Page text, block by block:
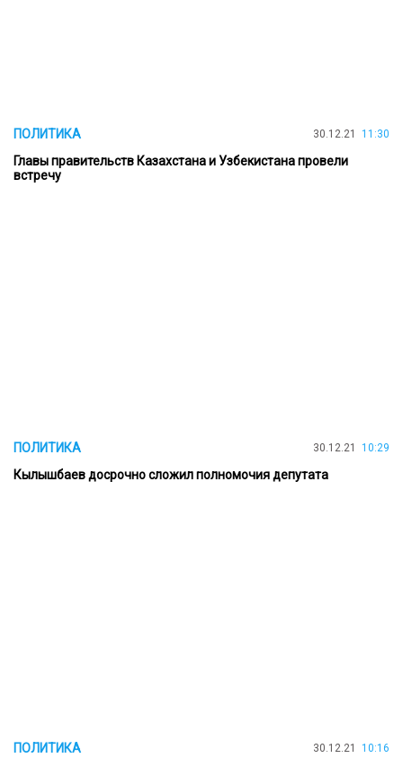
ПОЛИТИКА 30.12.21 11:30
Главы правительств Казахстана и Узбекистана провели
встречу
ПОЛИТИКА 30.12.21 10:29
Кылышбаев досрочно сложил полномочия депутата
ПОЛИТИКА 30.12.21 10:16